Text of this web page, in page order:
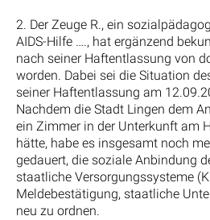
2. Der Zeuge R., ein
AIDS-Hilfe …., hat ergänzend
nach seiner Haftentlassung von
worden. Dabei sei die Situation
seiner Haftentlassung am
Nachdem die Stadt Lingen dem
ein Zimmer in der Unterkunft am
hätte, habe es insgesamt noch
gedauert, die soziale Anbindung
staatliche Versorgungssysteme
Meldebestätigung, staatliche
neu zu ordnen.